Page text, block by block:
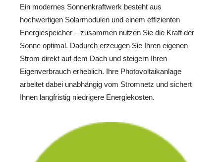
Ein modernes Sonnenkraftwerk besteht aus
hochwertigen Solarmodulen und einem effizienten
Energiespeicher – zusammen nutzen Sie die Kraft der
Sonne optimal. Dadurch erzeugen Sie Ihren eigenen
Strom direkt auf dem Dach und steigern Ihren
Eigenverbrauch erheblich. Ihre Photovoltaikanlage
arbeitet dabei unabhängig vom Stromnetz und sichert
Ihnen langfristig niedrigere Energiekosten.